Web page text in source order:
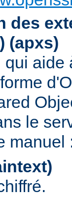
des
(apxs)
qui
le